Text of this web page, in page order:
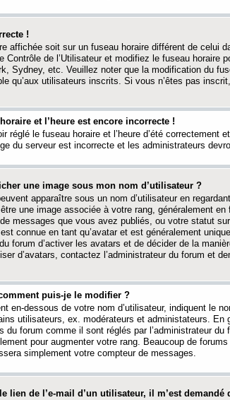
!
affichée soit sur un fuseau horaire différent de celui
Contrôle de l’Utilisateur et modifiez le fuseau horaire
Sydney, etc. Veuillez noter que la modification du
qu’aux utilisateurs inscrits. Si vous n’êtes pas
et l’heure est encore incorrecte !
réglé le fuseau horaire et l’heure d’été correctement
du serveur est incorrecte et les administrateurs
une image sous mon nom d’utilisateur ?
apparaître sous un nom d’utilisateur en
une image associée à votre rang, généralement en
messages que vous avez publiés, ou votre statut
connue en tant qu’avatar et est généralement
forum d’activer les avatars et de décider de la
d’avatars, contactez l’administrateur du forum et
puis-je le modifier ?
en-dessous de votre nom d’utilisateur, indiquent le
utilisateurs, ex. modérateurs et administateurs. En
du forum comme il sont réglés par l’administrateur
pour augmenter votre rang. Beaucoup de
simplement votre compteur de messages.
lien de l’e-mail d’un utilisateur, il m’est demandé